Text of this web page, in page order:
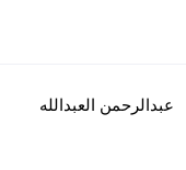
عبدالرحمن العبدالله